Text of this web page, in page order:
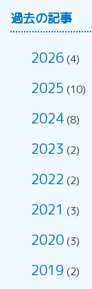
過去の記事
2026(4)
2025 (10)
2024(8)
2023 (2)
2022 (2)
2021 (3)
2020(3)
2019 (2)